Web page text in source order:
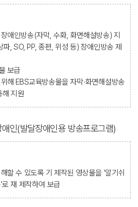
애인방송(자막, 수화, 화면해설방송) 지
, SO, PP, 종편, 위성 등) 장애인방송 제
보급
해 EBS교육방송물을 자막·화면해설방송
해 지원
인(발달장애인용 방송프로그램)
할 수 있도록 기 제작된 영상물을 '알기쉬
재 제작하여 보급